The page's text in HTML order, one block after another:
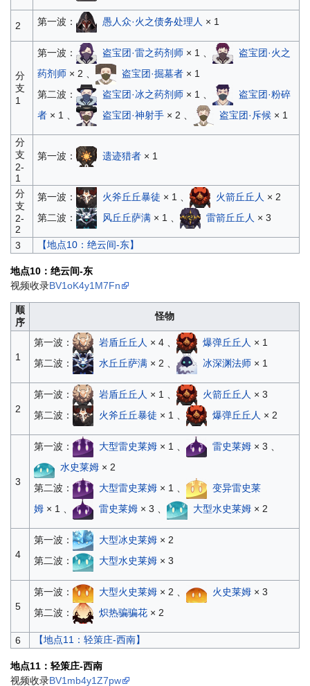
2 第一波： 愚人众·火之债务处理人 × 1
分
支
1
第一波： 盗宝团·雷之药剂师× 1 、
盗宝团·火之
药剂师× 2 、 盗宝团·掘墓者× 1
第二波：
盗宝团·冰之药剂师× 1 、
盗宝团·粉碎
者× 1 、 盗宝团·神射手× 2 、 盗宝团·斥候× 1
分
支
2-
1
第一波： 遗迹猎者× 1
分
支
2-
2
第一波： 火斧丘丘暴徒 × 1 、 火箭丘丘人 × 2
第二波：
风丘丘萨满× 1 、 雷箭丘丘人 × 3
3 【地点10：绝云间-东】
地点10：绝云间-东
视频收录BV1oK4y1M7Fn
顺
序
怪物
1
第一波： 岩盾丘丘人 × 4 、 爆弹丘丘人 × 1
第二波：
水丘丘萨满× 2 、 冰深渊法师× 1
2
第一波： 岩盾丘丘人 × 1 、 火箭丘丘人 × 3
第二波：
火斧丘丘暴徒 × 1 、 爆弹丘丘人 × 2
3
第一波： 大型雷史莱姆× 1 、 雷史莱姆× 3 、
水史莱姆× 2
第二波：
大型雷史莱姆× 1 、
变异雷史莱
姆× 1 、 雷史莱姆× 3 、 大型水史莱姆× 2
4
第一波： 大型冰史莱姆× 2
第二波：
大型水史莱姆× 3
5
第一波： 大型火史莱姆× 2 、 火史莱姆× 3
第二波：
炽热骗骗花× 2
6 【地点11：轻策庄-西南】
地点11：轻策庄-西南
视频收录BV1mb4y1Z7pw